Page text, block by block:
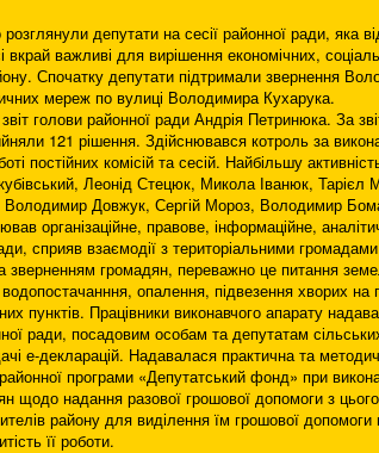
депутати на сесії районної ради, яка
вкрай важливі для вирішення економічних,
Спочатку депутати підтримали звернення
мереж по вулиці Володимира Кухарука.
голови районної ради Андрія Петринюка. За
121 рішення. Здійснювався котроль за
постійних комісій та сесій. Найбільшу
Леонід Стецюк, Микола Іванюк, Тарієл
Володимир Довжук, Сергій Мороз, Володимир
організаційне, правове, інформаційне,
сприяв взаємодії з територіальними
зверненням громадян, переважно це питання
опалення, підвезення хворих на
пунктів. Працівники виконавчого апарату
ради, посадовим особам та депутатам
е-декларацій. Надавалася практична та
програми «Депутатський фонд» при
щодо надання разової грошової допомоги з
району для виділення їм грошової
її роботи.